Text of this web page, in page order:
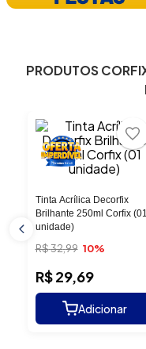
PRODUTOS
Tinta Acrílica Decorfix
Brilhante 250ml Corfix (01
unidade)
R$32,99 10%
R$29,69